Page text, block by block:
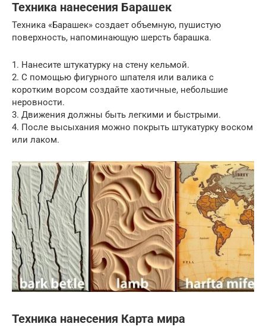
Техника нанесения Барашек
Техника «Барашек» создает объемную, пушистую
поверхность, напоминающую шерсть барашка.
1. Нанесите штукатурку на стену кельмой.
2. С помощью фигурного шпателя или валика с
коротким ворсом создайте хаотичные, небольшие
неровности.
3. Движения должны быть легкими и быстрыми.
4. После высыхания можно покрыть штукатурку воском
или лаком.
Техника нанесения Карта мира